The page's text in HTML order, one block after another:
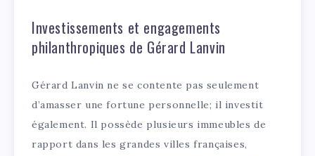
Investissements et engagements
philanthropiques de Gérard Lanvin
Gérard Lanvin ne se contente pas seulement
d’amasser une fortune personnelle; il investit
également. Il possède plusieurs immeubles de
rapport dans les grandes villes françaises,